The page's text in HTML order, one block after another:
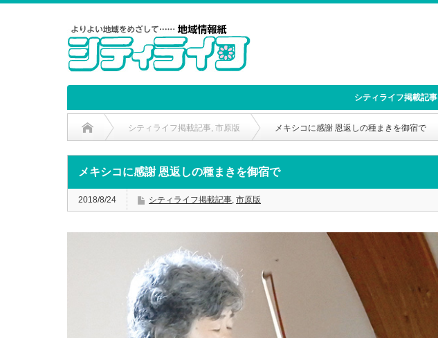
シティライフ掲載記事
シティライフ掲載記事, 市原版 メキシコに感謝 恩返しの種まきを御宿で
メキシコに感謝 恩返しの種まきを御宿で
2018/8/24 シティライフ掲載記事, 市原版